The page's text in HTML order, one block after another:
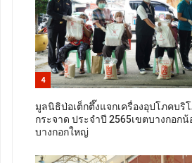
4
มูลนิธิป่อเต็กตึ๊งแจกเครื่องอุปโภคบริ
กระจาด ประจำปี 2565เขตบางกอก
บางกอกใหญ่